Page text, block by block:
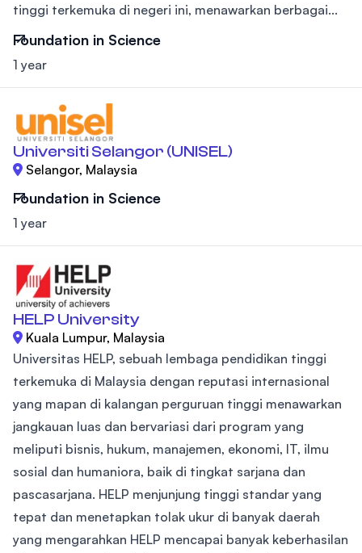
tinggi terkemuka di negeri ini, menawarkan berbagai...
Foundation in Science
1 year
Universiti Selangor (UNISEL)
Selangor, Malaysia
Foundation in Science
1 year
HELP University
Kuala Lumpur, Malaysia
Universitas HELP, sebuah lembaga pendidikan tinggi
terkemuka di Malaysia dengan reputasi internasional
yang mapan di kalangan perguruan tinggi menawarkan
jangkauan luas dan bervariasi dari program yang
meliputi bisnis, hukum, manajemen, ekonomi, IT, ilmu
sosial dan humaniora, baik di tingkat sarjana dan
pascasarjana. HELP menjunjung tinggi standar yang
tepat dan menetapkan tolak ukur di banyak daerah
yang mengarahkan HELP mencapai banyak keberhasilan